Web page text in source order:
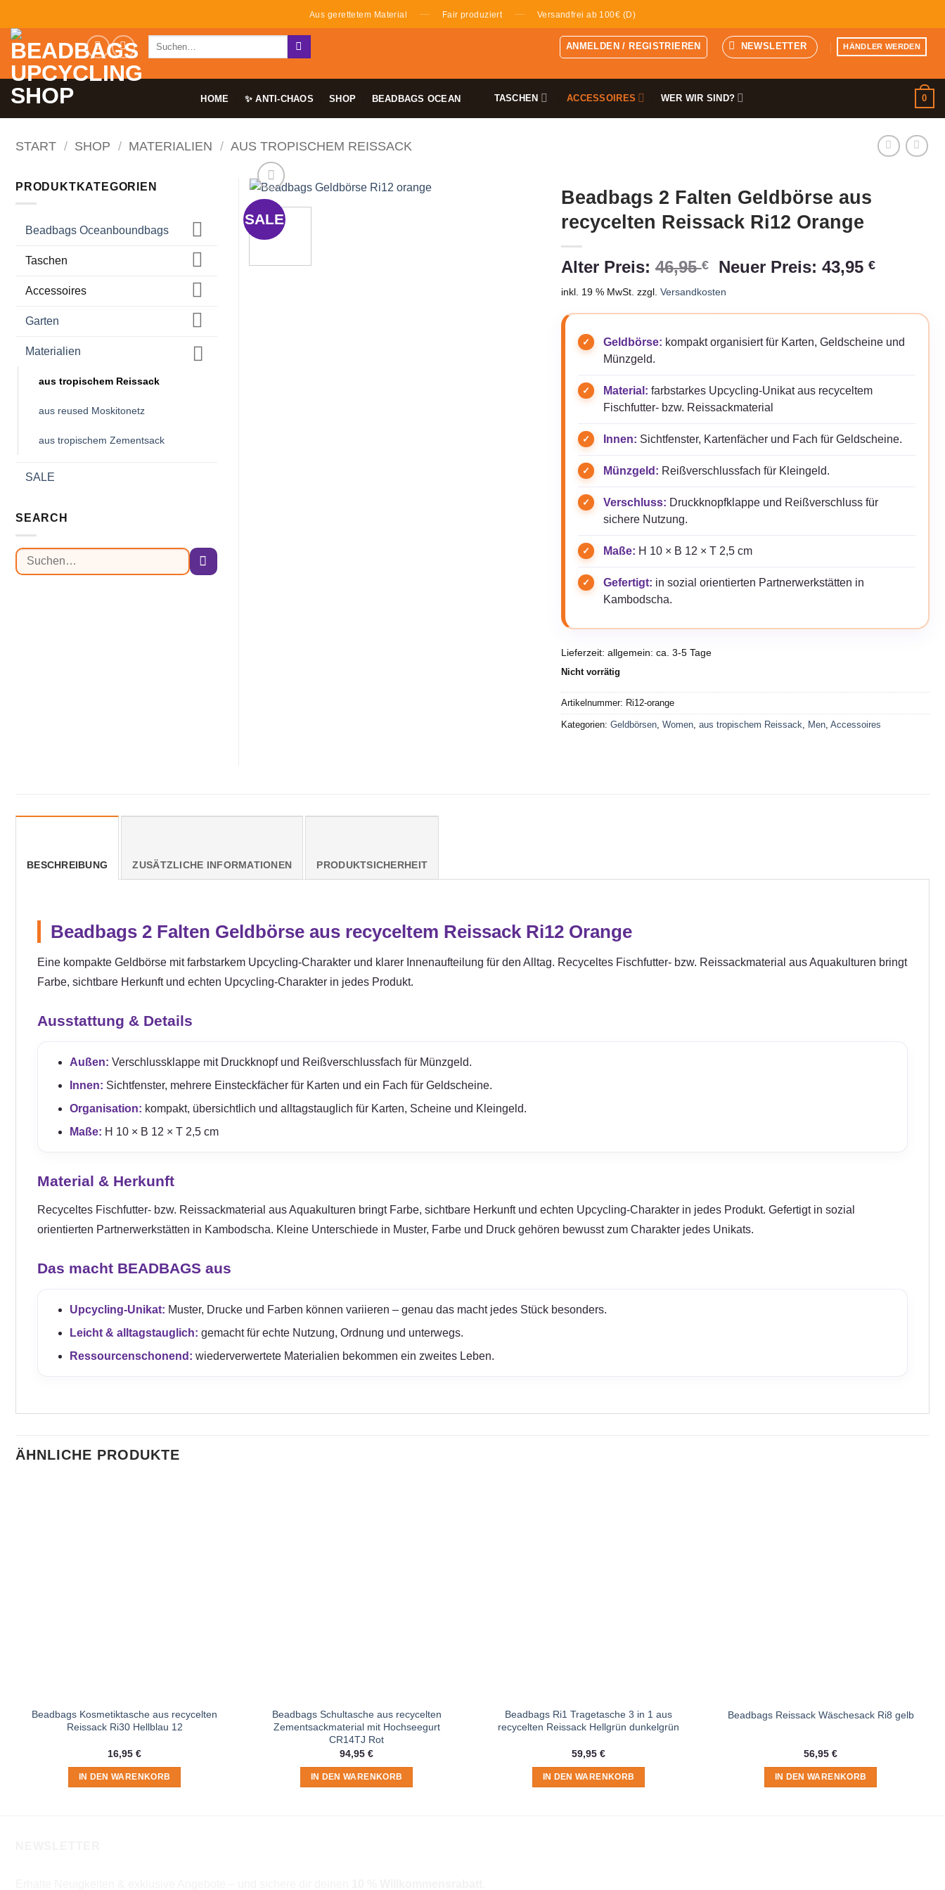
Inhalt
springen
Aus gerettetem Material — Fair produziert — Versandfrei ab 100€ (D)
Suchen
ANMELDEN / REGISTRIEREN NEWSLETTER HÄNDLER WERDEN
HOME ✨ ANTI-CHAOS SHOP BEADBAGS OCEAN TASCHEN ACCESSOIRES WER WIR SIND? 0
START / SHOP / MATERIALIEN / AUS TROPISCHEM REISSACK
SALE
Beadbags 2 Falten Geldbörse aus
recycelten Reissack Ri12 Orange
Alter Preis: 46,95€
Ursprünglicher
war:
46,95 €
Neuer Preis: 43,95€
43,95 €.
inkl. 19 % MwSt. zzgl. Versandkosten
Geldbörse: kompakt organisiert für Karten, Geldscheine und
Münzgeld.
Material: farbstarkes Upcycling-Unikat aus recyceltem
Fischfutter- bzw. Reissackmaterial
Innen: Sichtfenster, Kartenfächer und Fach für Geldscheine.
Münzgeld: Reißverschlussfach für Kleingeld.
Verschluss: Druckknopfklappe und Reißverschluss für
sichere Nutzung.
Maße: H 10 × B 12 × T 2,5 cm
Gefertigt: in sozial orientierten Partnerwerkstätten in
Kambodscha.
Lieferzeit: allgemein: ca. 3-5 Tage
Nicht vorrätig
Artikelnummer: Ri12-orange
Kategorien: Geldbörsen, Women, aus tropischem Reissack Men, Accessoires
PRODUKTKATEGORIEN
Beadbags Oceanboundbags
Taschen
Accessoires
Garten
Materialien
aus tropischem Reissack
aus reused Moskitonetz
aus tropischem Zementsack
SALE
SEARCH
Suchen
nach:
BESCHREIBUNG ZUSÄTZLICHE INFORMATIONEN PRODUKTSICHERHEIT
Beadbags 2 Falten Geldbörse aus recyceltem Reissack Ri12 Orange
Eine kompakte Geldbörse mit farbstarkem Upcycling-Charakter und klarer Innenaufteilung für den Alltag. Recyceltes Fischfutter- bzw. Reissackmaterial aus Aquakulturen bringt
Farbe, sichtbare Herkunft und echten Upcycling-Charakter in jedes Produkt.
Ausstattung & Details
Außen: Verschlussklappe mit Druckknopf und Reißverschlussfach für Münzgeld.
Innen: Sichtfenster, mehrere Einsteckfächer für Karten und ein Fach für Geldscheine.
Organisation: kompakt, übersichtlich und alltagstauglich für Karten, Scheine und Kleingeld.
Maße: H 10 × B 12 × T 2,5 cm
Material & Herkunft
Recyceltes Fischfutter- bzw. Reissackmaterial aus Aquakulturen bringt Farbe, sichtbare Herkunft und echten Upcycling-Charakter in jedes Produkt. Gefertigt in sozial
orientierten Partnerwerkstätten in Kambodscha. Kleine Unterschiede in Muster, Farbe und Druck gehören bewusst zum Charakter jedes Unikats.
Das macht BEADBAGS aus
Upcycling-Unikat: Muster, Drucke und Farben können variieren – genau das macht jedes Stück besonders.
Leicht & alltagstauglich: gemacht für echte Nutzung, Ordnung und unterwegs.
Ressourcenschonend: wiederverwertete Materialien bekommen ein zweites Leben.
ÄHNLICHE PRODUKTE
Beadbags Kosmetiktasche aus recycelten
Reissack Ri30 Hellblau 12
16,95 €
IN DEN WARENKORB
Beadbags Schultasche aus recycelten
Zementsackmaterial mit Hochseegurt
CR14TJ Rot
94,95 €
IN DEN WARENKORB
Beadbags Ri1 Tragetasche 3 in 1 aus
recycelten Reissack Hellgrün dunkelgrün
59,95 €
IN DEN WARENKORB
Beadbags Reissack Wäschesack Ri8 gelb
56,95 €
IN DEN WARENKORB